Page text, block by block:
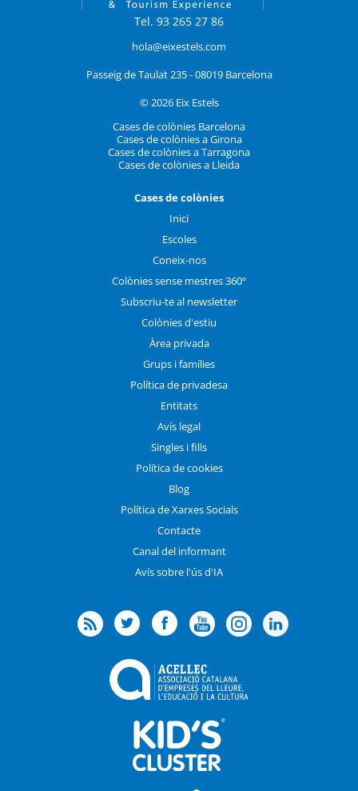
Tel. 93 265 27 86
hola@eixestels.com
Passeig de Taulat 235 - 08019 Barcelona
© 2026 Eix Estels
Cases de colònies Barcelona
Cases de colònies a Girona
Cases de colònies a Tarragona
Cases de colònies a Lleida
Cases de colònies
Inici
Escoles
Coneix-nos
Colònies sense mestres 360º
Subscriu-te al newsletter
Colònies d'estiu
Àrea privada
Grups i famílies
Política de privadesa
Entitats
Avís legal
Singles i fills
Política de cookies
Blog
Política de Xarxes Socials
Contacte
Canal del informant
Avís sobre l'ús d'IA